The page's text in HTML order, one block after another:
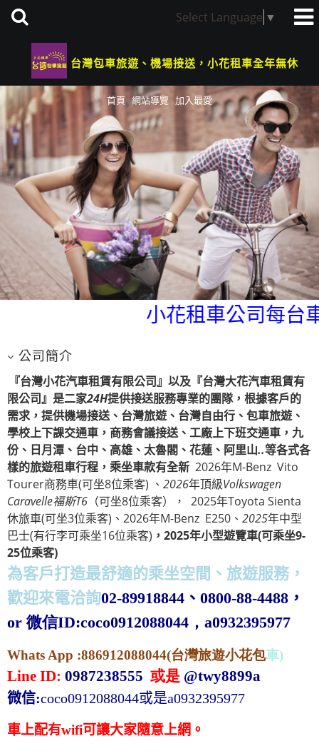
Select Language ▼
台灣包車旅遊、機場接送，小花租車全年無休
首頁 網站導覽 加入最愛
小花租車公司每台
公司簡介
閣、花蓮、阿里山..等各式各樣的旅遊租車行程，乘坐車款有
『台灣小花汽車租賃有限公司』以及『台灣大花汽車租賃有
限公司』 是二家24H提供接送服務專業的團隊，根據客戶的
需求，提供機場接送、台灣旅遊、台灣自由行、包車旅遊、
學校上下課交通車，商務會議接送、工廠上下班交通車，九
份、日月潭、台中、高雄、太魯閣、花蓮、阿里山..等各式各
樣的旅遊租車行程，乘坐車款有全新 2026年M-Benz Vito
Tourer商務車(可坐8位乘客) 、 2026年頂級Volkswagen
Caravelle福斯T6 （可坐8位乘客）， 2025年Toyota Sienta
休旅車(可坐3位乘客)、2026年M-Benz E250、 2025年中型
巴士(有行李可乘坐16位乘客) ， 2025年小型遊覽車(可乘坐9-
25位乘客)
為客戶打造最舒適的乘坐空間、旅遊服務，
歡迎來電洽詢02-89918844 、 0800-88-4488 ，
or 微信ID:coco0912088044，a0932395977
Whats App :886912088044(台灣旅遊小花包車)
Line ID: 0987238555 或是 @twy8899a
微信:coco0912088044或是a0932395977
車上配有wifi可讓大家隨意上網。